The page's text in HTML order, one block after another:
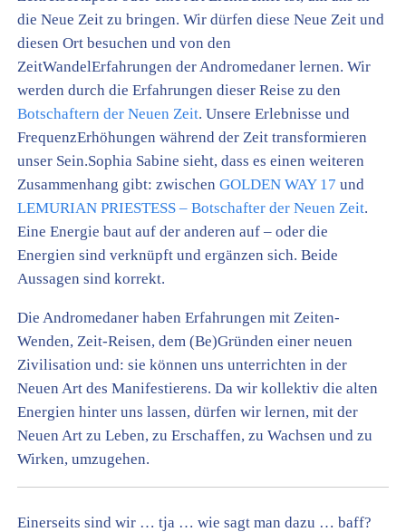
die Neue Zeit zu bringen. Wir dürfen diese Neue Zeit und
diesen Ort besuchen und von den
ZeitWandelErfahrungen der Andromedaner lernen. Wir
werden durch die Erfahrungen dieser Reise zu den
Botschaftern der Neuen Zeit. Unsere Erlebnisse und
FrequenzErhöhungen während der Zeit transformieren
unser Sein.Sophia Sabine sieht, dass es einen weiteren
Zusammenhang gibt: zwischenGOLDEN WAY 17 und
LEMURIAN PRIESTESS – Botschafter der Neuen Zeit.
Eine Energie baut auf der anderen auf – oder die
Energien sind verknüpft und ergänzen sich. Beide
Aussagen sind korrekt.
Die Andromedaner haben Erfahrungen mit Zeiten-
Wenden, Zeit-Reisen, dem (Be)Gründen einer neuen
Zivilisation und: sie können uns unterrichten in der
Neuen Art des Manifestierens. Da wir kollektiv die alten
Energien hinter uns lassen, dürfen wir lernen, mit der
Neuen Art zu Leben, zu Erschaffen, zu Wachsen und zu
Wirken, umzugehen.
Einerseits sind wir … tja … wie sagt man dazu … baff?